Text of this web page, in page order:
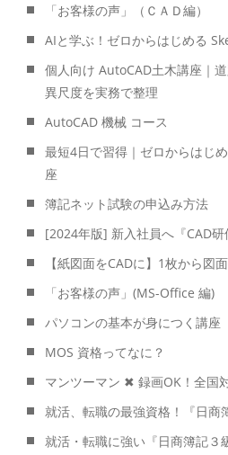
「お客様の声」（ＣＡＤ編）
AIと学ぶ！ゼロからはじめる
個人向け AutoCAD土木講座｜
異尺度を実務で整理
AutoCAD 機械 コース
最短4日で習得｜ゼロからはじ
座
簿記ネット試験の申込み方法
[2024年版] 新入社員へ『CAD研
【紙図面をCADに】1枚から図
「お客様の声」(MS-Office 編)
パソコンの基本が身につく講座
MOS 資格ってなに？
マンツーマン ✖ 録画OK！全国
就活、転職の最強資格！『日商
就活・転職に強い『日商簿記３